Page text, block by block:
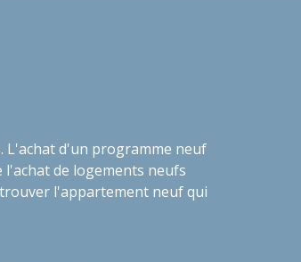
L'achat d'un programme neuf
l'achat de logements neufs
l'appartement neuf qui